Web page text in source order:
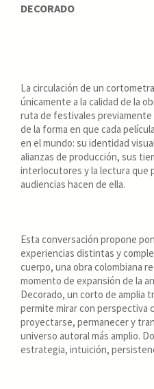
DECORADO
La circulación de un
únicamente a la calidad de la
ruta de festivales previamente
de la forma en que cada
en el mundo: su identidad
alianzas de producción, sus
interlocutores y la lectura que
audiencias hacen de ella.
Esta conversación propone
experiencias distintas y
cuerpo, una obra colombiana
momento de expansión de la
Decorado, un corto de amplia
permite mirar con perspectiva
proyectarse, permanecer y
universo autoral más amplio.
estrategia, intuición,